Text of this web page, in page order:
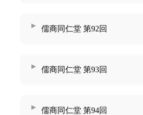
儒商同仁堂 第92回
儒商同仁堂 第93回
儒商同仁堂 第94回